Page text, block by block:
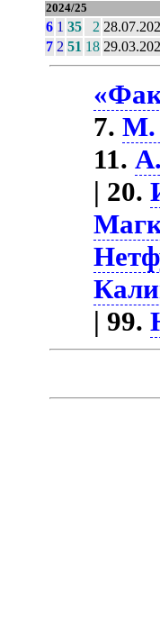
2024/25
6 1 35 2
7 2 51 18
7.М.
11.
| 20.
| 99.